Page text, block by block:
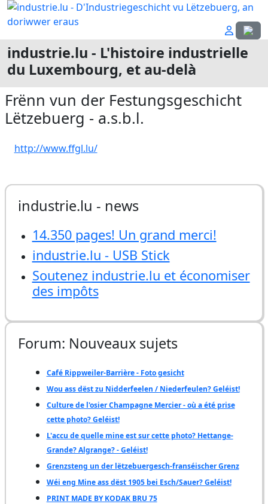
industrie.lu - L'histoire industrielle
du Luxembourg, et au-delà
Frënn vun der Festungsgeschicht
Lëtzebuerg - a.s.b.l.
http://www.ffgl.lu/
industrie.lu - news
14.350 pages! Un grand merci!
industrie.lu - USB Stick
Soutenez industrie.lu et économiser
des impôts
Forum: Nouveaux sujets
Café Rippweiler-Barrière - Foto gesicht
Wou ass dëst zu Nidderfeelen / Niederfeulen? Geléist!
Culture de l'osier Champagne Mercier - où a été prise
cette photo? Geléist!
L'accu de quelle mine est sur cette photo? Hettange-
Grande? Algrange? - Geléist!
Grenzsteng un der lëtzebuergesch-franséischer Grenz
Wéi eng Mine ass dëst 1905 bei Esch/Sauer? Geléist!
PRINT MADE BY KODAK BRU 75